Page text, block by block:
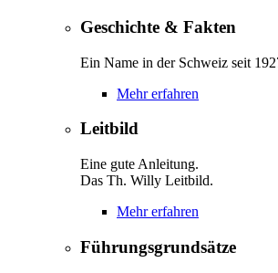
Geschichte & Fakten
Ein Name in der Schweiz seit
Mehr erfahren
Leitbild
Eine gute Anleitung.
Das Th. Willy Leitbild.
Mehr erfahren
Führungsgrundsätze